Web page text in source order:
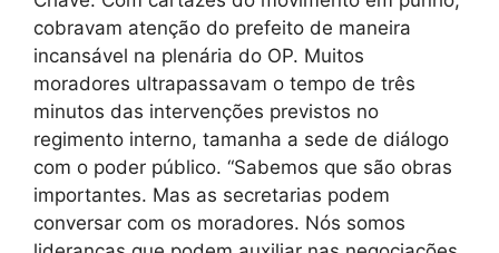
cobravam atenção do prefeito de maneira
incansável na plenária do OP. Muitos
moradores ultrapassavam o tempo de três
minutos das intervenções previstos no
regimento interno, tamanha a sede de diálogo
com o poder público. “Sabemos que são obras
importantes. Mas as secretarias podem
conversar com os moradores. Nós somos